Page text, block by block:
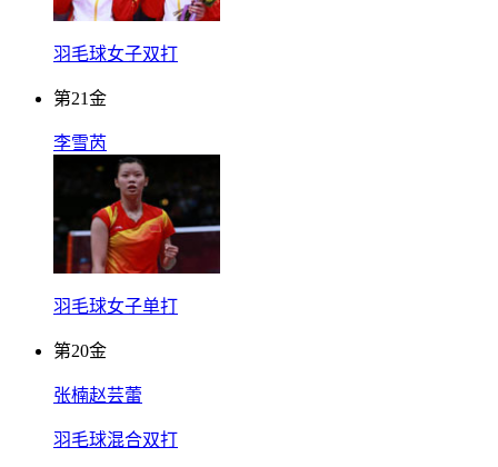
羽毛球女子双打
第21金
李雪芮
羽毛球女子单打
第20金
张楠赵芸蕾
羽毛球混合双打